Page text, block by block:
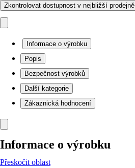
Zkontrolovat dostupnost v nejbližší prodejně
Informace o výrobku
Popis
Bezpečnost výrobků
Další kategorie
Zákaznická hodnocení
Informace o výrobku
Přeskočit oblast